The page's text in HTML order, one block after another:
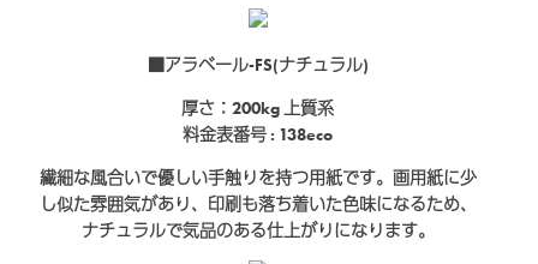
■アラベール-FS(ナチュラル)
厚さ：200kg 上質系
料金表番号 : 138eco
繊細な風合いで優しい手触りを持つ用紙です。画用紙に少
し似た雰囲気があり、印刷も落ち着いた色味になるため、
ナチュラルで気品のある仕上がりになります。